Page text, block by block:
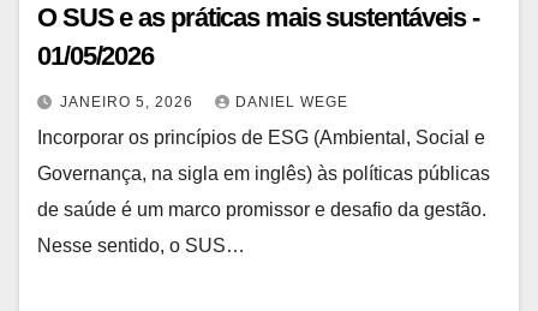
O SUS e as práticas mais sustentáveis ​​-
01/05/2026
JANEIRO 5, 2026 DANIEL WEGE
Incorporar os princípios de ESG (Ambiental, Social e
Governança, na sigla em inglês) às políticas públicas
de saúde é um marco promissor e desafio da gestão.
Nesse sentido, o SUS…